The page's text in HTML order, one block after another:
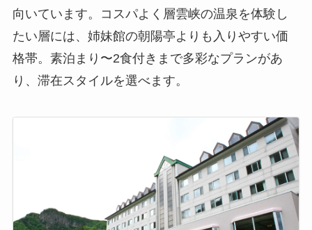
向いています。コスパよく層雲峡の温泉を体験し
たい層には、姉妹館の朝陽亭よりも入りやすい価
格帯。素泊まり〜2食付きまで多彩なプランがあ
り、滞在スタイルを選べます。